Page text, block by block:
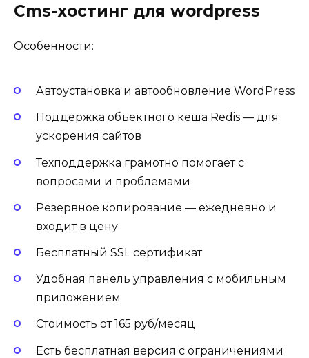
Cms-хостинг для wordpress
Особенности:
Автоустановка и автообновление WordPress
Поддержка объектного кеша Redis — для
ускорения сайтов
Техподдержка грамотно помогает с
вопросами и проблемами
Резервное копирование — ежедневно и
входит в цену
Бесплатный SSL сертификат
Удобная панель управления с мобильным
приложением
Стоимость от 165 руб/месяц
Есть бесплатная версия с ограничениями